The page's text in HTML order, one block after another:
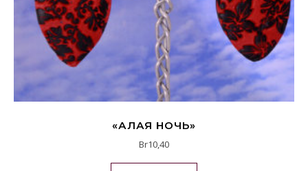
«АЛАЯ НОЧЬ»
Br10,40